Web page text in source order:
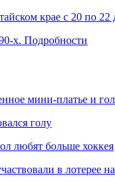
крае с 20 по 22
х. Подробности
мини-платье и
голу
любят больше хоккея
в лотерее